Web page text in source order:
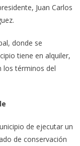
Juan Carlos
donde se
tiene en alquiler,
los términos del
de ejecutar un
de conservación